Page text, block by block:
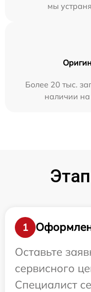
мы
Более 20 тыс.
наличии на
1
Оставьте
сервисного
Специалист